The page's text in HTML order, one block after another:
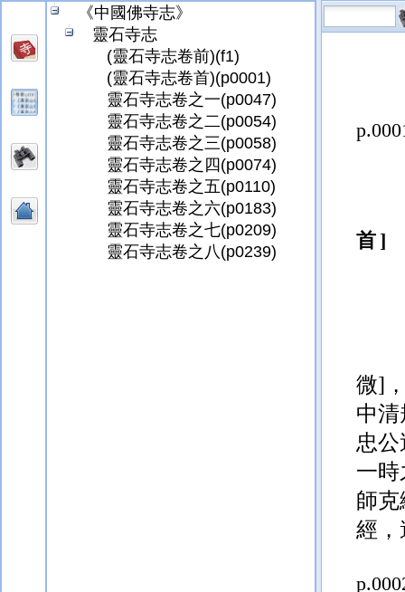
《中國佛寺志》
靈石寺志
(靈石寺志卷前)(f1)
(靈石寺志卷首)(p0001)
靈石寺志卷之一(p0047)
靈石寺志卷之二(p0054)
靈石寺志卷之三(p0058)
靈石寺志卷之四(p0074)
靈石寺志卷之五(p0110)
靈石寺志卷之六(p0183)
靈石寺志卷之七(p0209)
靈石寺志卷之八(p0239)
忠公
一時
師
經
□ 石